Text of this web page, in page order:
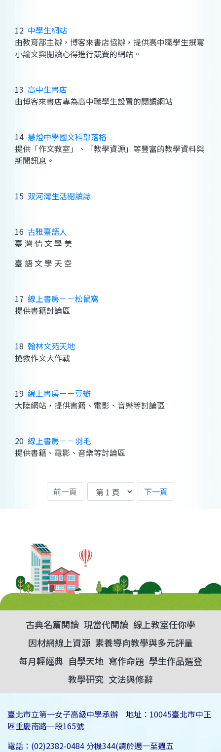
12 中學生網站
由教育部主辦，博客來書店協辦，提供高中職學生撰寫
小論文與閱讀心得進行競賽的網站。
13 高中生書店
由博客來書店專為高中職學生設置的閱讀網站
14 慧燈中學國文科部落格
提供「作文教室」、「教學資源」等豐富的教學資料與
新聞訊息。
15 双河灣生活閱讀誌
16 古雅臺語人
臺 灣 情 文 學 美
臺 語 文 學 天 空
17 線上書房－－松鼠窩
提供書籍討論區
18 翰林文苑天地
搶救作文大作戰
19 線上書房－－豆瓣
大陸網站，提供書籍、電影、音樂等討論區
20 線上書房－－羽毛
提供書籍、電影、音樂等討論區
前一頁 下一頁
古典名篇閱讀 現當代閱讀 線上教室任你學
因材網線上資源 素養導向教學與多元評量
每月輕經典 自學天地 寫作命題 學生作品選登
教學研究 文法與修辭
臺北市立第一女子高級中學承辦 地址：10045臺北市中正
區重慶南路一段165號
電話：(02)2382-0484 分機344(請於週一至週五